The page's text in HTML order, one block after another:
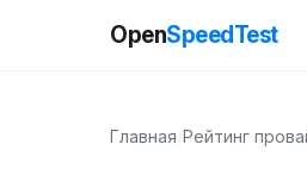
OpenSpeedTest
Главная Рейтинг